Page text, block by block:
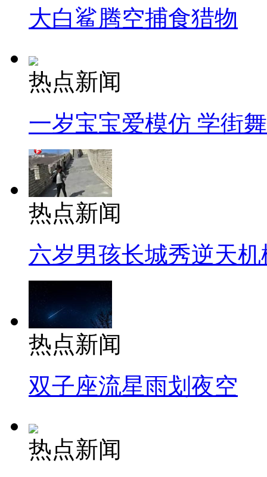
大白鲨腾空捕食猎物
热点新闻
一岁宝宝爱模仿 学街
热点新闻
六岁男孩长城秀逆天机
热点新闻
双子座流星雨划夜空
热点新闻